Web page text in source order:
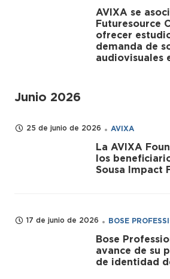
AVIXA se
Futuresource
ofrecer
demanda de
audiovisuales
Junio 2026
25 de junio de 2026 AVIXA
La AVIXA
los
Sousa Impact
17 de junio de 2026 BOSE
Bose
avance de su
de identidad